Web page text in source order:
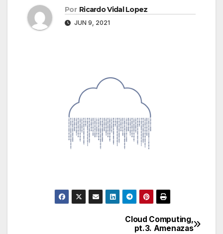
Por Ricardo Vidal Lopez
JUN 9, 2021
Cloud Computing,
pt.3. Amenazas